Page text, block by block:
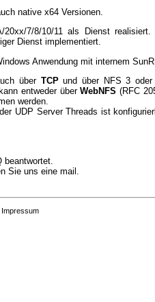
native x64 Versionen.
7/8/10/11 als Dienst realisiert.
Dienst implementiert.
Anwendung mit internem
über TCPund über NFS 3 oder
entweder überWebNFS (RFC
werden.
UDP Server Threads ist
beantwortet.
Sie uns eine mail.
Impressum